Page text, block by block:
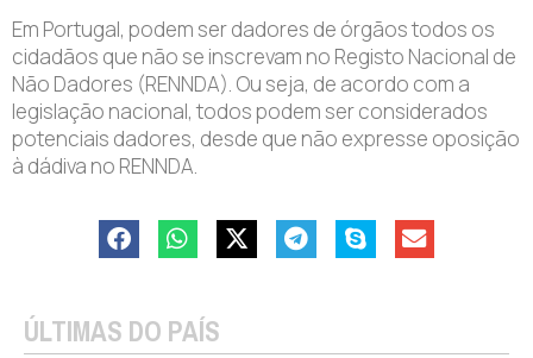
Em Portugal, podem ser dadores de órgãos todos os
cidadãos que não se inscrevam no Registo Nacional de
Não Dadores (RENNDA). Ou seja, de acordo com a
legislação nacional, todos podem ser considerados
potenciais dadores, desde que não expresse oposição
à dádiva no RENNDA.
ÚLTIMAS DO PAÍS